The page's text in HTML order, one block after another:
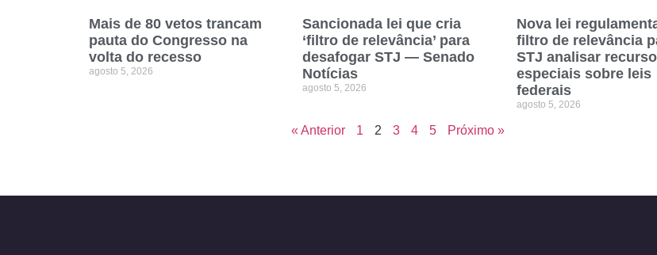
Mais de 80 vetos trancam
pauta do Congresso na
volta do recesso
agosto 5, 2026
Sancionada lei que cria
‘filtro de relevância’ para
desafogar STJ — Senado
Notícias
agosto 5, 2026
Nova lei
filtro de relevância
STJ analisar
especiais sobre leis
federais
agosto 5, 2026
« Anterior 1 2 3 4 5 Próximo »